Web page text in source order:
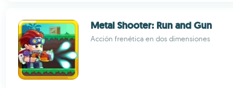
Metal Shooter: Run and Gun
Acción frenética en dos dimensiones